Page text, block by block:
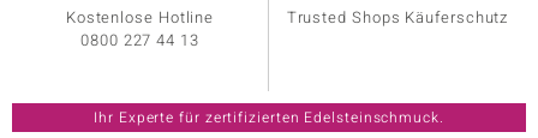
Kostenlose Hotline
0800 227 44 13
Trusted Shops Käuferschutz
Ihr Experte für zertifizierten Edelsteinschmuck.